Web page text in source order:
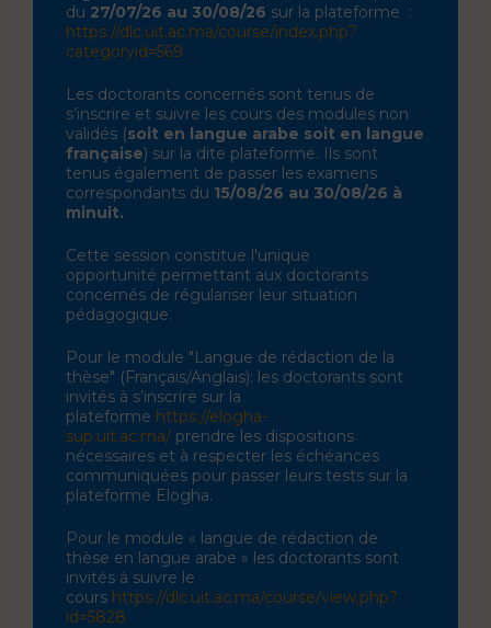
du 27/07/26 au 30/08/26 sur la plateforme :
https://dlc.uit.ac.ma/course/index.php?
categoryid=569
Les doctorants concernés sont tenus de
s’inscrire et suivre les cours des modules non
validés (soit en langue arabe soit en langue
française) sur la dite plateforme. Ils sont
tenus également de passer les examens
correspondants du 15/08/26 au 30/08/26 à
minuit.
Cette session constitue l'unique
opportunité permettant aux doctorants
concernés de régulariser leur situation
pédagogique.
Pour le module "Langue de rédaction de la
thèse" (Français/Anglais): les doctorants sont
invités à s’inscrire sur la
plateforme https://elogha-
sup.uit.ac.ma/ prendre les dispositions
nécessaires et à respecter les échéances
communiquées pour passer leurs tests sur la
plateforme Elogha.
Pour le module « langue de rédaction de
thèse en langue arabe » les doctorants sont
invités à suivre le
cours https://dlc.uit.ac.ma/course/view.php?
id=5828